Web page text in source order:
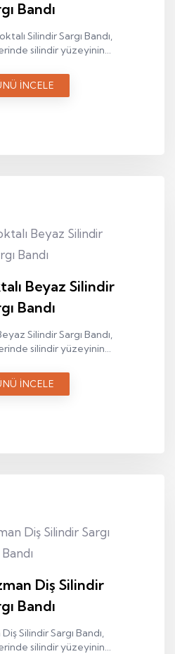
Bandı
Silindir Sargı Bandı,
silindir yüzeyinin
elemanıdır.
İNCELE
Beyaz Silindir
Bandı
Silindir Sargı Bandı,
silindir yüzeyinin
bir sargı elemanıdır.
İNCELE
Diş Silindir
Bandı
Silindir Sargı Bandı,
silindir yüzeyinin